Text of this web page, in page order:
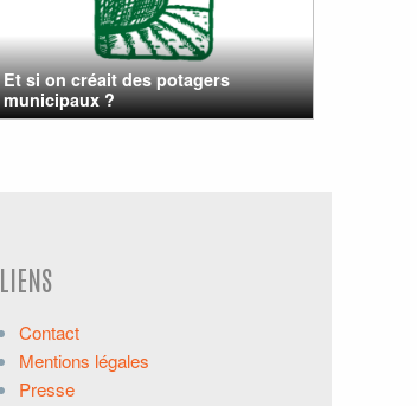
Et si on créait des potagers
municipaux ?
LIENS
Contact
Mentions légales
Presse